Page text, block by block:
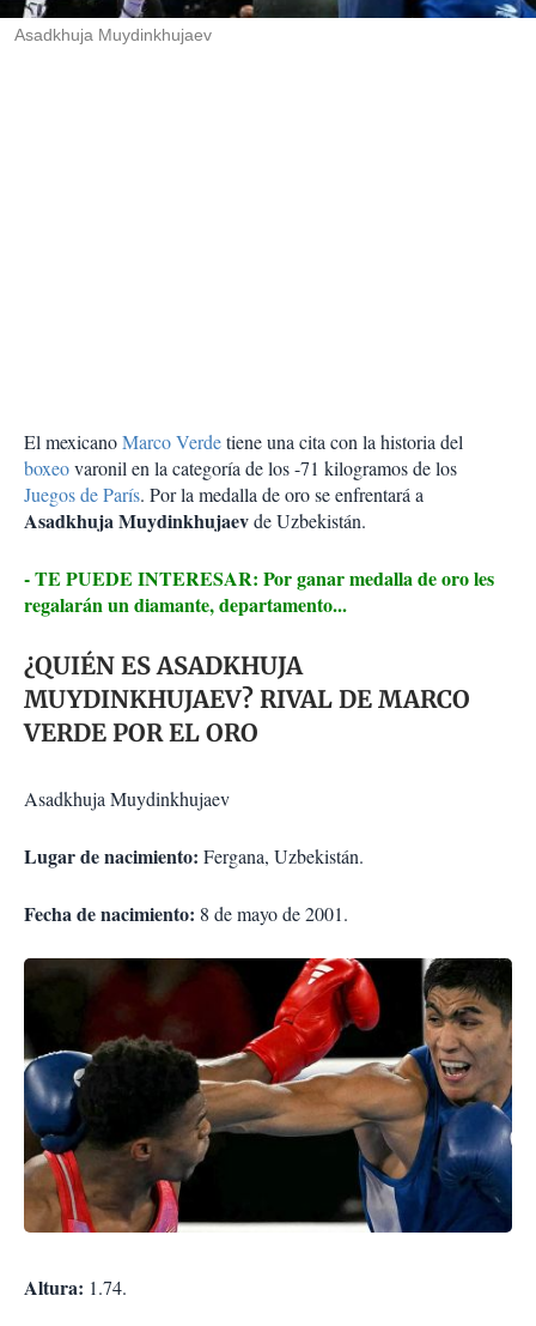
Asadkhuja Muydinkhujaev
El mexicanoMarco Verdetiene una cita con la historia del
boxeovaronil en la categoría de los -71 kilogramos de los
Juegos de París. Por la medalla de oro se enfrentará a
Asadkhuja Muydinkhujaevde Uzbekistán.
- TE PUEDE INTERESAR: Por ganar medalla de oro les
regalarán un diamante, departamento...
¿QUIÉN ES ASADKHUJA
MUYDINKHUJAEV? RIVAL DE MARCO
VERDE POR EL ORO
Asadkhuja Muydinkhujaev
Lugar de nacimiento: Fergana, Uzbekistán.
Fecha de nacimiento: 8 de mayo de 2001.
Altura: 1.74.